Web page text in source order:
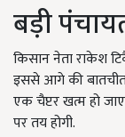
बड़ी
किसान नेता राकेश
इससे आगे की बातचीत
एक चैप्टर खत्म हो
पर तय होगी.